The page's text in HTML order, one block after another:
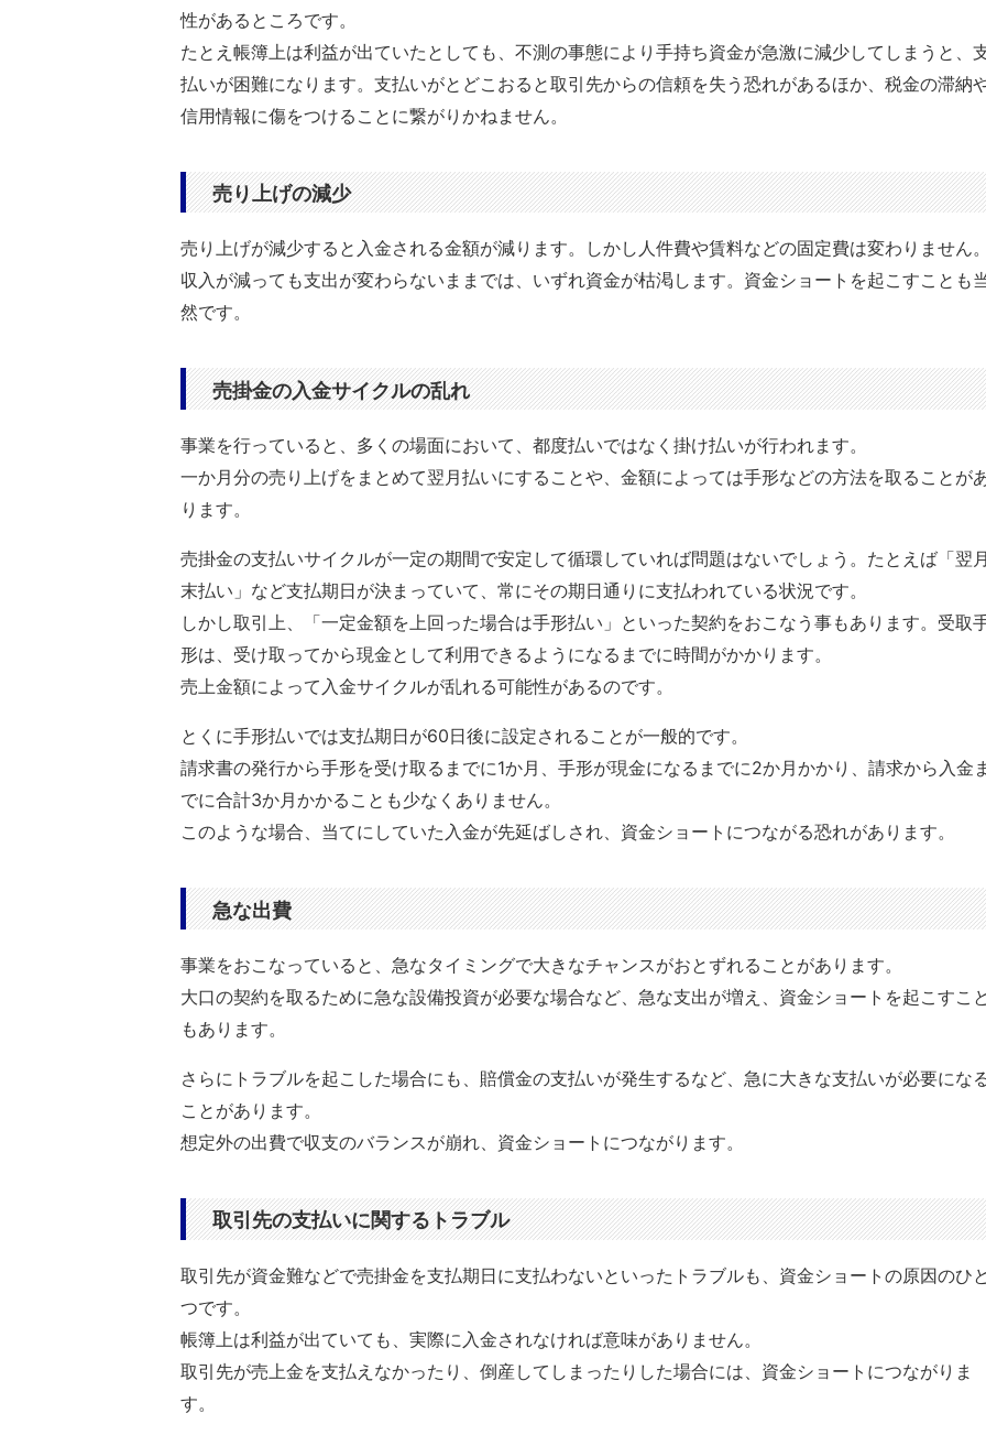
性があるところです。
たとえ帳簿上は利益が出ていたとしても、不測の事態により手持ち資金が急激に減少してしまうと、
払いが困難になります。支払いがとどこおると取引先からの信頼を失う恐れがあるほか、税金の滞納
信用情報に傷をつけることに繋がりかねません。
売り上げの減少
売り上げが減少すると入金される金額が減ります。しかし人件費や賃料などの固定費は変わりません。
収入が減っても支出が変わらないままでは、いずれ資金が枯渇します。資金ショートを起こすことも
然です。
売掛金の入金サイクルの乱れ
事業を行っていると、多くの場面において、都度払いではなく掛け払いが行われます。
一か月分の売り上げをまとめて翌月払いにすることや、金額によっては手形などの方法を取ることが
ります。
売掛金の支払いサイクルが一定の期間で安定して循環していれば問題はないでしょう。たとえば「翌月
末払い」など支払期日が決まっていて、常にその期日通りに支払われている状況です。
しかし取引上、「一定金額を上回った場合は手形払い」といった契約をおこなう事もあります。受取
形は、受け取ってから現金として利用できるようになるまでに時間がかかります。
売上金額によって入金サイクルが乱れる可能性があるのです。
とくに手形払いでは支払期日が60日後に設定されることが一般的です。
請求書の発行から手形を受け取るまでに1か月、手形が現金になるまでに2か月かかり、請求から入金ま
でに合計3か月かかることも少なくありません。
このような場合、当てにしていた入金が先延ばしされ、資金ショートにつながる恐れがあります。
急な出費
事業をおこなっていると、急なタイミングで大きなチャンスがおとずれることがあります。
大口の契約を取るために急な設備投資が必要な場合など、急な支出が増え、資金ショートを起こすこと
もあります。
さらにトラブルを起こした場合にも、賠償金の支払いが発生するなど、急に大きな支払いが必要にな
ことがあります。
想定外の出費で収支のバランスが崩れ、資金ショートにつながります。
取引先の支払いに関するトラブル
取引先が資金難などで売掛金を支払期日に支払わないといったトラブルも、資金ショートの原因のひと
つです。
帳簿上は利益が出ていても、実際に入金されなければ意味がありません。
取引先が売上金を支払えなかったり、倒産してしまったりした場合には、資金ショートにつながりま
す。